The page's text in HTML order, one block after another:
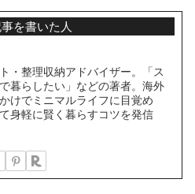
を書いた人
・整理収納アドバイザー。「ス
暮らしたい」などの著者。海外
けでミニマルライフに目覚め
身軽に賢く暮らすコツを発信